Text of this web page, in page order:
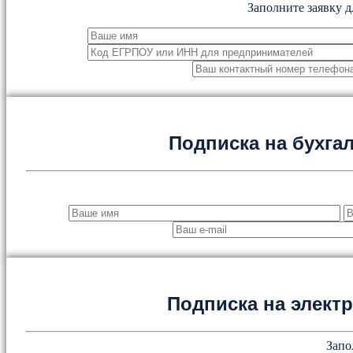
Заполните заявку
Подписка на
Подписка на